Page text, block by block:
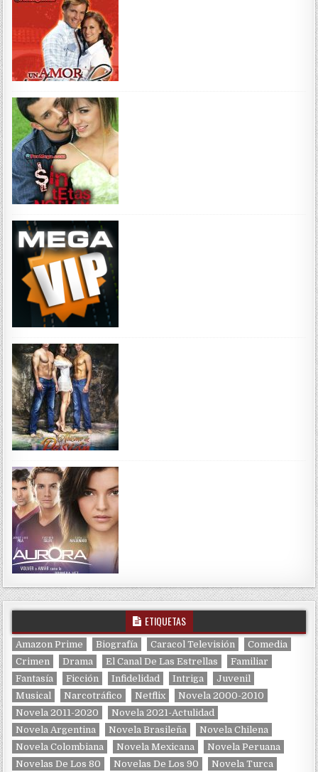
ETIQUETAS
Amazon Prime Biografía Caracol Televisión
Comedia
Crimen
Drama El Canal De Las Estrellas
Familiar
Fantasía
Ficción Infidelidad Intriga
Juvenil
Musical
Narcotráfico Netflix
Novela 2000-2010
Novela 2011-2020
Novela 2021-Actulidad
Novela Argentina
Novela Brasileña
Novela Chilena
Novela Colombiana
Novela Mexicana
Novela Peruana
Novelas De Los 80
Novelas De Los 90 Novela Turca